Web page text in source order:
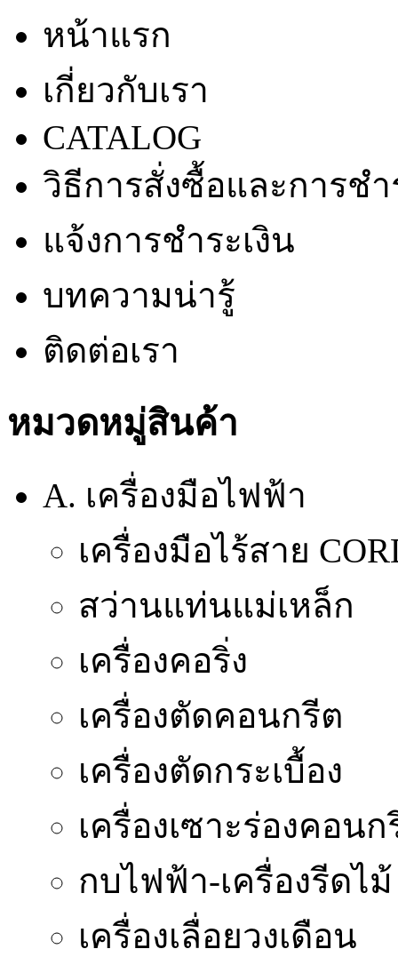
หน้าแรก
เกี่ยวกับเรา
CATALOG
วิธีการสั่งซื้อและการชำ
แจ้งการชำระเงิน
บทความน่ารู้
ติดต่อเรา
หมวดหมู่สินค้า
A. เครื่องมือไฟฟ้า
เครื่องมือไร้สาย
สว่านแท่นแม่เหล็ก
เครื่องคอริ่ง
เครื่องตัดคอนกรีต
เครื่องตัดกระเบื้อง
เครื่องเซาะร่องคอนก
กบไฟฟ้า-เครื่องรีดไม้
เครื่องเลื่อยวงเดือน